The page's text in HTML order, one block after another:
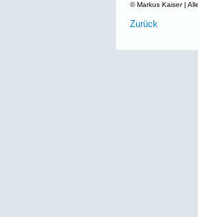
© Markus Kaiser |
Zurück